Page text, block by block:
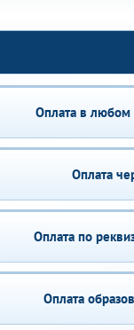
Оплата в любом
Оплата
Оплата по
Оплата